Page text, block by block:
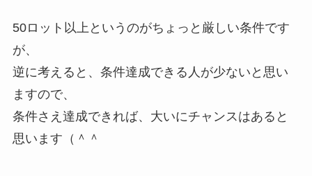
50ロット以上というのがちょっと厳しい条件です
が、
逆に考えると、条件達成できる人が少ないと思い
ますので、
条件さえ達成できれば、大いにチャンスはあると
思います（＾＾